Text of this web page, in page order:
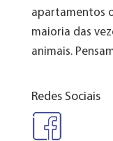
apartamentos
maioria das
animais.
Redes Sociais